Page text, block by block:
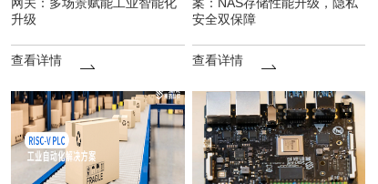
升级
查看详情
安全双保障
查看详情